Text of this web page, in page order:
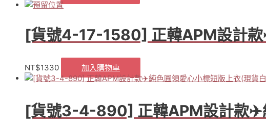
[貨號4-17-1580] 正韓APM設計
NT$1330 加入購物車
[貨號3-4-890] 正韓APM設計款✈️